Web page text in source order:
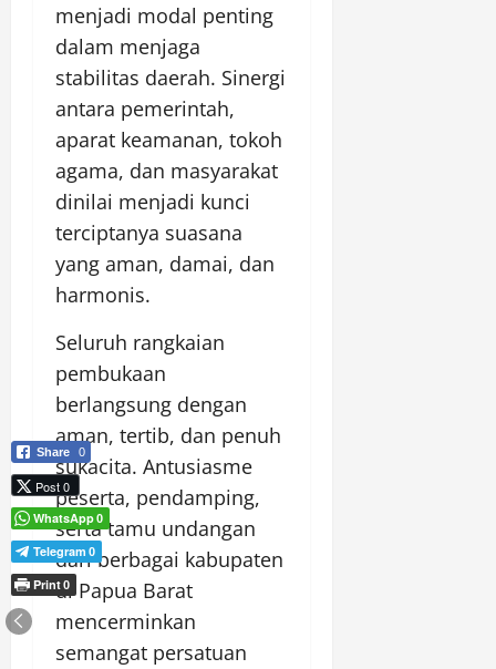
menjadi modal penting
dalam menjaga
stabilitas daerah. Sinergi
antara pemerintah,
aparat keamanan, tokoh
agama, dan masyarakat
dinilai menjadi kunci
terciptanya suasana
yang aman, damai, dan
harmonis.
Seluruh rangkaian
pembukaan
berlangsung dengan
aman, tertib, dan penuh
sukacita. Antusiasme
peserta, pendamping,
serta tamu undangan
dari berbagai kabupaten
di Papua Barat
mencerminkan
semangat persatuan
Share 0
Post 0
WhatsApp0
Telegram 0
Print0